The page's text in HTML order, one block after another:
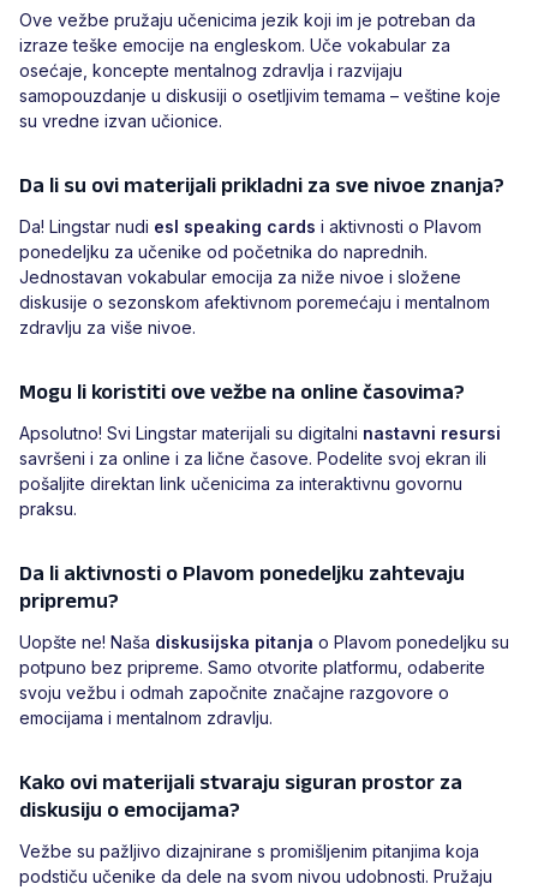
Ove vežbe pružaju učenicima jezik koji im je potreban da
izraze teške emocije na engleskom. Uče vokabular za
osećaje, koncepte mentalnog zdravlja i razvijaju
samopouzdanje u diskusiji o osetljivim temama – veštine koje
su vredne izvan učionice.
Da li su ovi materijali prikladni za sve nivoe znanja?
Da! Lingstar nudi esl speaking cards i aktivnosti o Plavom
ponedeljku za učenike od početnika do naprednih.
Jednostavan vokabular emocija za niže nivoe i složene
diskusije o sezonskom afektivnom poremećaju i mentalnom
zdravlju za više nivoe.
Mogu li koristiti ove vežbe na online časovima?
Apsolutno! Svi Lingstar materijali su digitalni nastavni resursi
savršeni i za online i za lične časove. Podelite svoj ekran ili
pošaljite direktan link učenicima za interaktivnu govornu
praksu.
Da li aktivnosti o Plavom ponedeljku zahtevaju
pripremu?
Uopšte ne! Naša diskusijska pitanja o Plavom ponedeljku su
potpuno bez pripreme. Samo otvorite platformu, odaberite
svoju vežbu i odmah započnite značajne razgovore o
emocijama i mentalnom zdravlju.
Kako ovi materijali stvaraju siguran prostor za
diskusiju o emocijama?
Vežbe su pažljivo dizajnirane s promišljenim pitanjima koja
podstiču učenike da dele na svom nivou udobnosti. Pružaju